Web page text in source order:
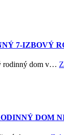
7-IZBOVÝ
rodinný dom v…
DOM